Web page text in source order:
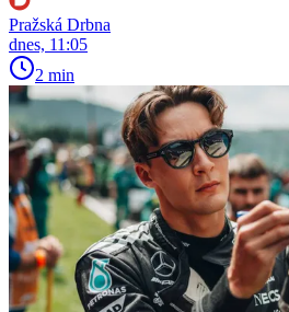
Pražská Drbna
dnes, 11:05
2 min